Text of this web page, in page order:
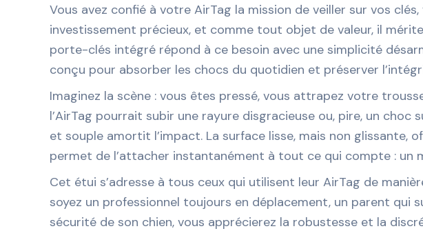
Vous avez confié à votre AirTag la mission de veiller sur vos
investissement précieux, et comme tout objet de valeur, il
porte-clés intégré répond à ce besoin avec une simplicité
conçu pour absorber les chocs du quotidien et préserver
Imaginez la scène : vous êtes pressé, vous attrapez votre
l’AirTag pourrait subir une rayure disgracieuse ou, pire, un
et souple amortit l’impact. La surface lisse, mais non
permet de l’attacher instantanément à tout ce qui compte : un
Cet étui s’adresse à tous ceux qui utilisent leur AirTag de
soyez un professionnel toujours en déplacement, un parent qui
sécurité de son chien, vous apprécierez la robustesse et la